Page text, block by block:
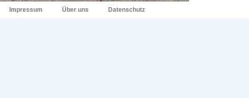
Impressum Über uns Datenschutz